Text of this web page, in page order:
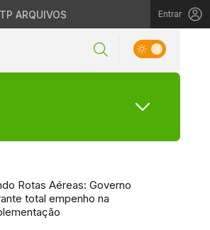
ARQUIVOS Entrar
Rotas Aéreas: Governo
total empenho na